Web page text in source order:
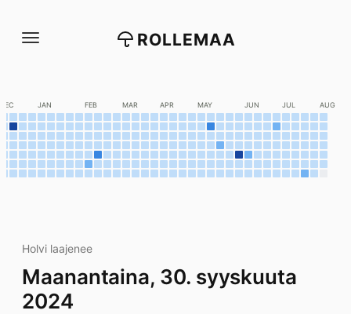
suoraan
ROLLEMAA
DEC JAN FEB MAR APR MAY JUN JUL AUG
Holvi laajenee
Maanantaina, 30. syyskuuta
2024